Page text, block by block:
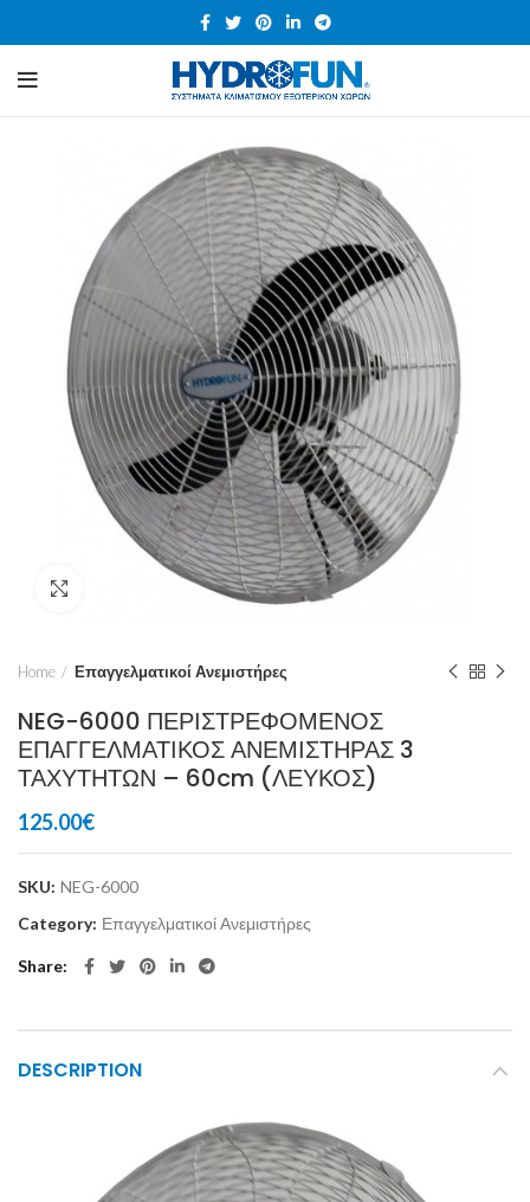
Click to enlarge
Home Επαγγελματικοί Ανεμιστήρες
NEG-6000 ΠΕΡΙΣΤΡΕΦΟΜΕΝΟΣ
ΕΠΑΓΓΕΛΜΑΤΙΚΟΣ ΑΝΕΜΙΣΤΗΡΑΣ 3
ΤΑΧΥΤΗΤΩΝ – 60cm (ΛΕΥΚΟΣ)
125.00€
SKU: NEG-6000
Category: Επαγγελματικοί Ανεμιστήρες
Share
DESCRIPTION